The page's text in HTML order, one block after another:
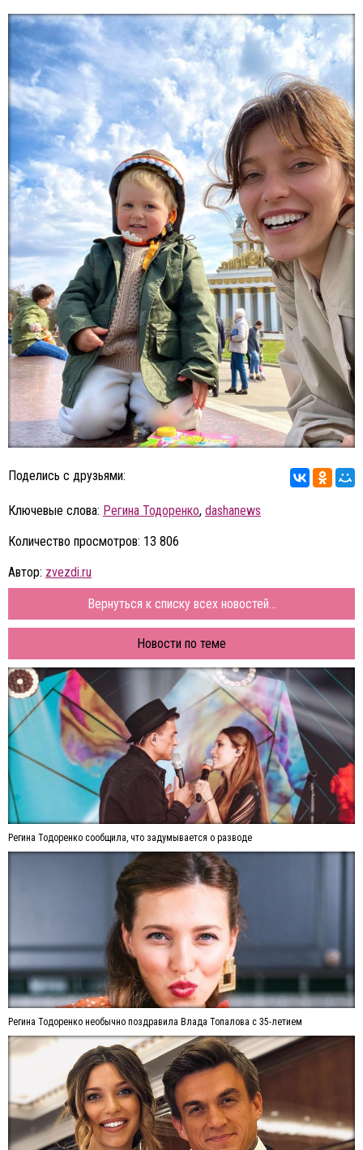
Поделись с друзьями:
Ключевые слова: Регина Тодоренко, dashanews
Количество просмотров: 13 806
Автор: zvezdi.ru
Вернуться к списку всех новостей...
Новости по теме
Регина Тодоренко сообщила, что задумывается о разводе
Регина Тодоренко необычно поздравила Влада Топалова с 35-летием